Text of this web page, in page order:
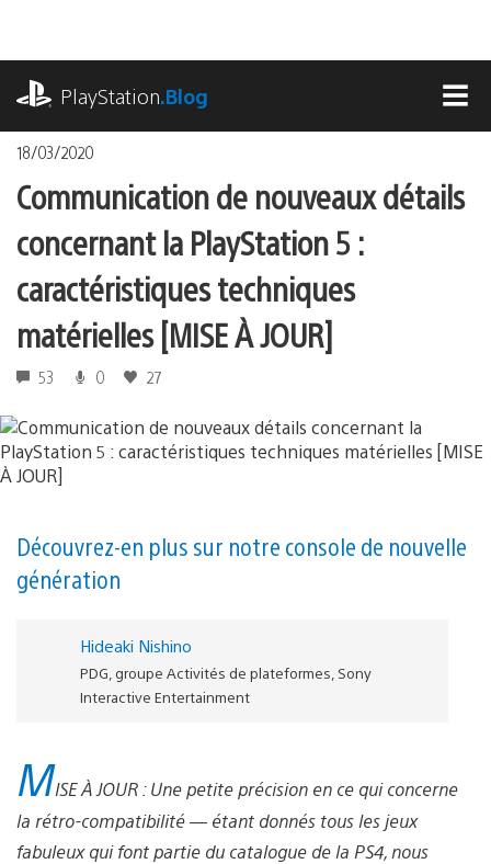
contenu
PlayStation.Blog
18/03/2020
Communication de nouveaux détails
concernant la PlayStation 5 :
caractéristiques techniques
matérielles [MISE À JOUR]
53 0 27
Découvrez-en plus sur notre console de nouvelle
génération
Hideaki Nishino
PDG, groupe Activités de plateformes, Sony
Interactive Entertainment
MISE À JOUR : Une petite précision en ce qui concerne
la rétro-compatibilité — étant donnés tous les jeux
fabuleux qui font partie du catalogue de la PS4, nous